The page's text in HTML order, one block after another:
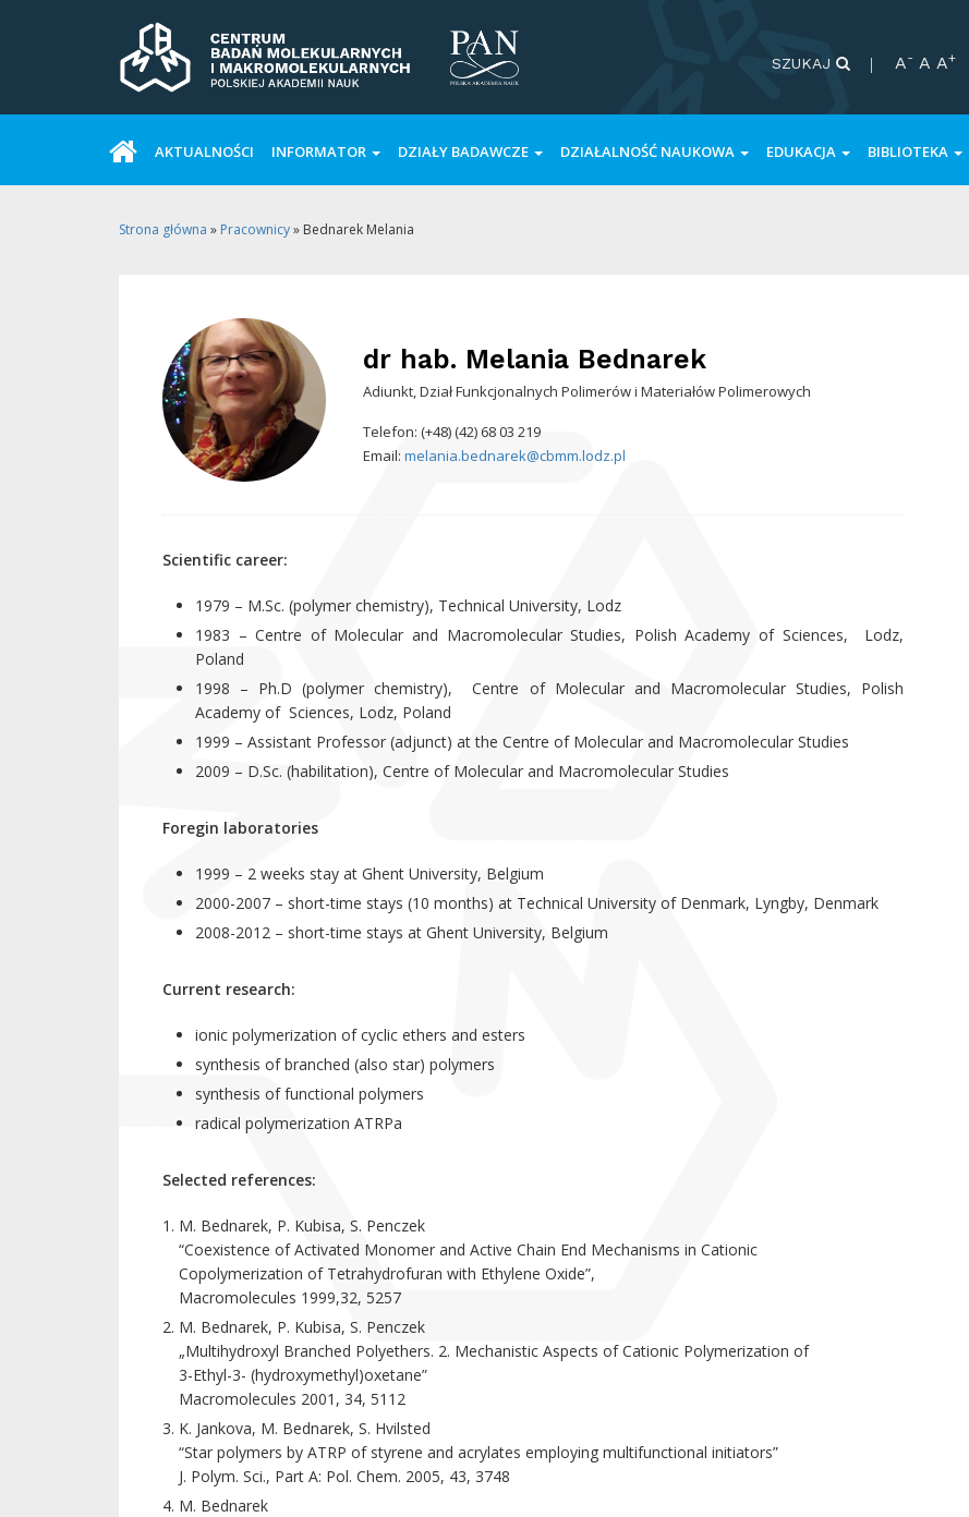
SZUKAJ A- A A+
AKTUALNOŚCI INFORMATOR DZIAŁY BADAWCZE DZIAŁALNOŚĆ NAUKOWA EDUKACJA BIBLIOTEKA
Strona główna » Pracownicy» Bednarek Melania
dr hab. Melania Bednarek
Adiunkt, Dział Funkcjonalnych Polimerów i Materiałów Polimerowych
Telefon: (+48) (42) 68 03 219
Email:melania.bednarek@cbmm.lodz.pl
Scientific career:
1979 – M.Sc. (polymer chemistry), Technical University, Lodz
1983 – Centre of Molecular and Macromolecular Studies, Polish Academy of Sciences, Lodz,
Poland
1998 – Ph.D (polymer chemistry), Centre of Molecular and Macromolecular Studies, Polish
Academy of Sciences, Lodz, Poland
1999 – Assistant Professor (adjunct) at the Centre of Molecular and Macromolecular Studies
2009 – D.Sc. (habilitation), Centre of Molecular and Macromolecular Studies
Foregin laboratories
1999 – 2 weeks stay at Ghent University, Belgium
2000-2007 – short-time stays (10 months) at Technical University of Denmark, Lyngby, Denmark
2008-2012 – short-time stays at Ghent University, Belgium
Current research:
ionic polymerization of cyclic ethers and esters
synthesis of branched (also star) polymers
synthesis of functional polymers
radical polymerization ATRPa
Selected references:
M. Bednarek, P. Kubisa, S. Penczek
“Coexistence of Activated Monomer and Active Chain End Mechanisms in Cationic
Copolymerization of Tetrahydrofuran with Ethylene Oxide”,
Macromolecules 1999,32, 5257
M. Bednarek, P. Kubisa, S. Penczek
„Multihydroxyl Branched Polyethers. 2. Mechanistic Aspects of Cationic Polymerization of
3-Ethyl-3- (hydroxymethyl)oxetane”
Macromolecules 2001, 34, 5112
K. Jankova, M. Bednarek, S. Hvilsted
“Star polymers by ATRP of styrene and acrylates employing multifunctional initiators”
J. Polym. Sci., Part A: Pol. Chem. 2005, 43, 3748
M. Bednarek